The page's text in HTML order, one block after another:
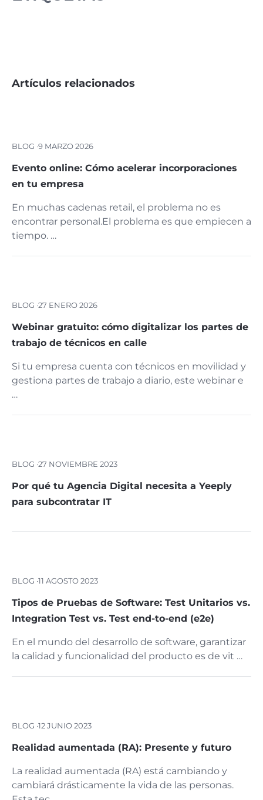
Artículos relacionados
BLOG ·9 MARZO 2026
Evento online: Cómo acelerar incorporaciones
en tu empresa
En muchas cadenas retail, el problema no es
encontrar personal.El problema es que empiecen a
tiempo. …
BLOG ·27 ENERO 2026
Webinar gratuito: cómo digitalizar los partes de
trabajo de técnicos en calle
Si tu empresa cuenta con técnicos en movilidad y
gestiona partes de trabajo a diario, este webinar e
…
BLOG ·27 NOVIEMBRE 2023
Por qué tu Agencia Digital necesita a Yeeply
para subcontratar IT
BLOG ·11 AGOSTO 2023
Tipos de Pruebas de Software: Test Unitarios vs.
Integration Test vs. Test end-to-end (e2e)
En el mundo del desarrollo de software, garantizar
la calidad y funcionalidad del producto es de vit …
BLOG ·12 JUNIO 2023
Realidad aumentada (RA): Presente y futuro
La realidad aumentada (RA) está cambiando y
cambiará drásticamente la vida de las personas.